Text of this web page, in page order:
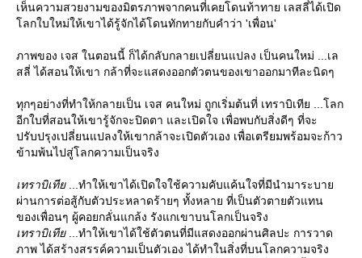
เห็นความสวยงามของมิตรภาพจากคนที่เคยโดนท้าทาย เลสลี่ได้เปิด
ลกใบใหม่ให้เขาได้รู้จักได้โดนทักทายกับคำว่า 'เพื่อน'
ภาพของ เจส ในตอนนี้ ก็ได้กลับกลายเปลี่ยนแปลง เป็นคนใหม่ ...เล
สลี่ ได้สอนให้เขา กล้าที่จะแสดงออกตัวตนของเขาออกมาทีละนิดๆ
ทุกๆอย่างที่ทำให้กลายเป็น เจส คนใหม่ ถูกเริ่มต้นที่ เทราบิเทีย ...โลก
อีกใบที่สอนให้เขารู้จักจะปิดตา และเปิดใจ เพื่อพบกับสิ่งดีๆ ที่จะ
ปรับปรุงเปลี่ยนแปลงให้เขากล้าจะเปิดตัวเอง เพื่อเตรียมพร้อมจะก้าว
ข้ามพ้นไปสู่โลกความเป็นจริง
เทราบิเที...ทำให้เขาได้เปิดใจใช้ความคับแค้นใจที่มีนำมาระบา
ผ่านการต่อสู้กับตัวประหลาดร้ายๆ ทั้งหลาย ที่เป็นตัวตายตัวแทน
ของเพื่อนๆ ผู้คอยกลั่นแกล้ง รังแกเขาบนโลกเป็นจริง
เทราบิเที...ทำให้เขาได้ใช้ตัวตนที่มีแสดงออกผ่านศิลปะ การวาด
ภาพ ได้สร้างสรรค์ความเป็นตัวเอง ได้ทำในสิ่งที่บนโลกความจริง